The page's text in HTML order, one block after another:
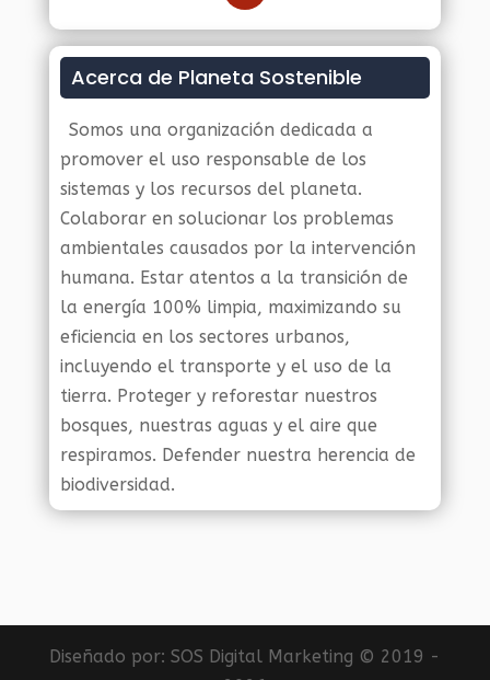
Acerca de Planeta Sostenible
Somos una organización dedicada a
promover el uso responsable de los
sistemas y los recursos del planeta.
Colaborar en solucionar los problemas
ambientales causados por la intervención
humana. Estar atentos a la transición de
la energía 100% limpia, maximizando su
eficiencia en los sectores urbanos,
incluyendo el transporte y el uso de la
tierra. Proteger y reforestar nuestros
bosques, nuestras aguas y el aire que
respiramos. Defender nuestra herencia de
biodiversidad.
Diseñado por:SOS Digital Marketing © 2019 -